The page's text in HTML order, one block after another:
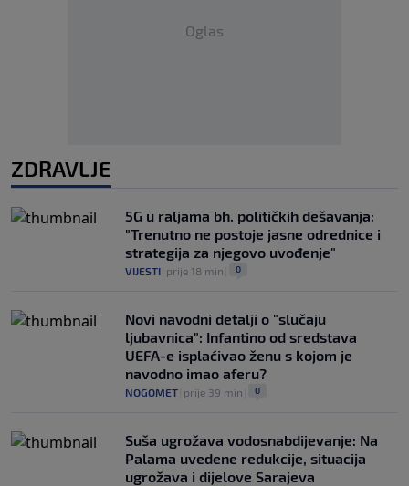
Oglas
ZDRAVLJE
5G u raljama bh. političkih dešavanja:
"Trenutno ne postoje jasne odrednice i
strategija za njegovo uvođenje"
VIJESTI prije 18 min 0
Novi navodni detalji o "slučaju
ljubavnica": Infantino od sredstava
UEFA-e isplaćivao ženu s kojom je
navodno imao aferu?
NOGOMET prije 39 min 0
Suša ugrožava vodosnabdijevanje: Na
Palama uvedene redukcije, situacija
ugrožava i dijelove Sarajeva